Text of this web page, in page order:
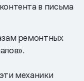
в письма
ремонтных
механики